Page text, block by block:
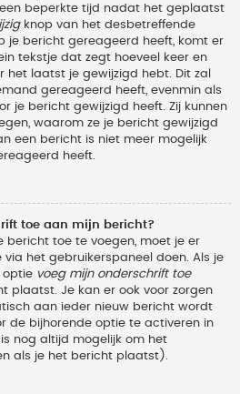
beperkte tijd nadat het geplaatst
knop van het desbetreffende
je bericht gereageerd heeft, komt er
tekstje dat zegt hoeveel keer en
het laatst je gewijzigd hebt. Dit zal
gereageerd heeft, evenmin als
je bericht gewijzigd heeft. Zij kunnen
waarom ze je bericht gewijzigd
een bericht is niet meer mogelijk
heeft.
toe aan mijn bericht?
bericht toe te voegen, moet je er
via het gebruikerspaneel doen. Als je
optie voeg mijn onderschrift toe
plaatst. Je kan er ook voor zorgen
aan ieder nieuw bericht wordt
de bijhorende optie te activeren in
nog altijd mogelijk om het
als je het bericht plaatst).